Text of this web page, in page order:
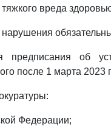
вреда
предписания об
после 1 марта 2023
Федерации;